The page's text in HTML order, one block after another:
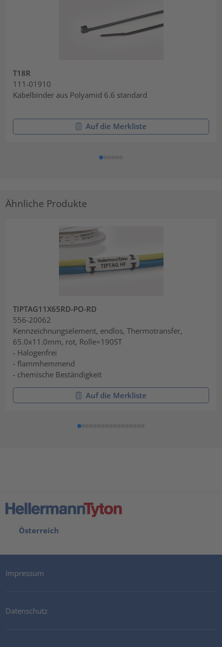
T18R
111-01910
Kabelbinder aus Polyamid 6.6 standard
Auf die Merkliste
Ähnliche Produkte
TIPTAG11X65RD-PO-RD
556-20062
Kennzeichnungselement, endlos, Thermotransfer,
65.0x11.0mm, rot, Rolle=190ST
- Halogenfrei
- flammhemmend
- chemische Beständigkeit
Auf die Merkliste
Österreich
Impressum
Datenschutz